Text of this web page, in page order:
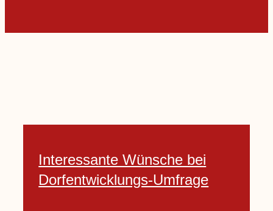
Interessante Wünsche bei
Dorfentwicklungs-Umfrage